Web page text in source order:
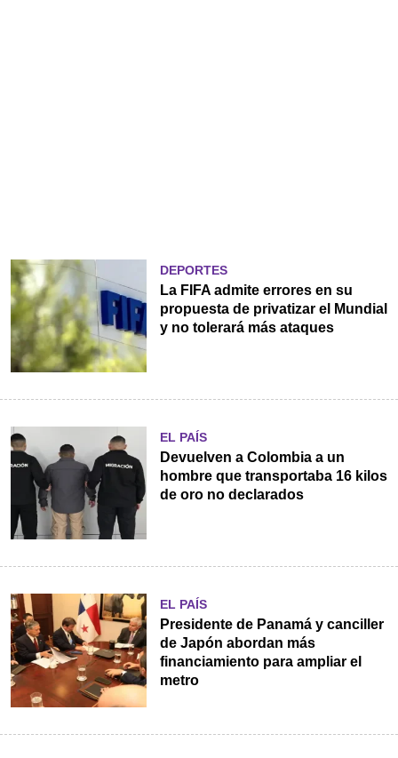
DEPORTES
La FIFA admite errores en su
propuesta de privatizar el Mundial
y no tolerará más ataques
EL PAÍS
Devuelven a Colombia a un
hombre que transportaba 16 kilos
de oro no declarados
EL PAÍS
Presidente de Panamá y canciller
de Japón abordan más
financiamiento para ampliar el
metro